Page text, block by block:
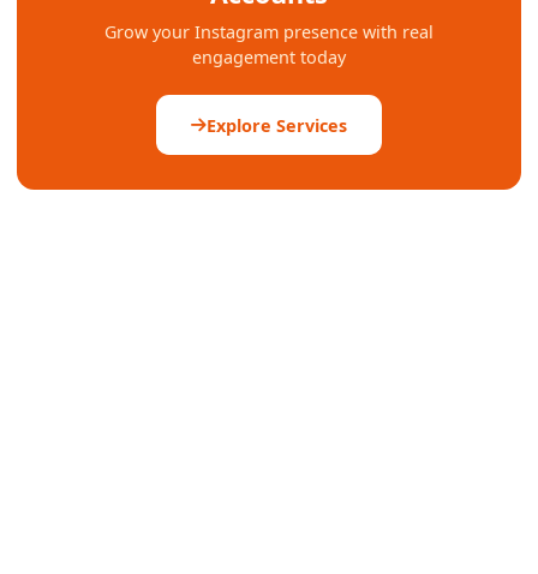
Grow your Instagram presence with real
engagement today
Explore Services